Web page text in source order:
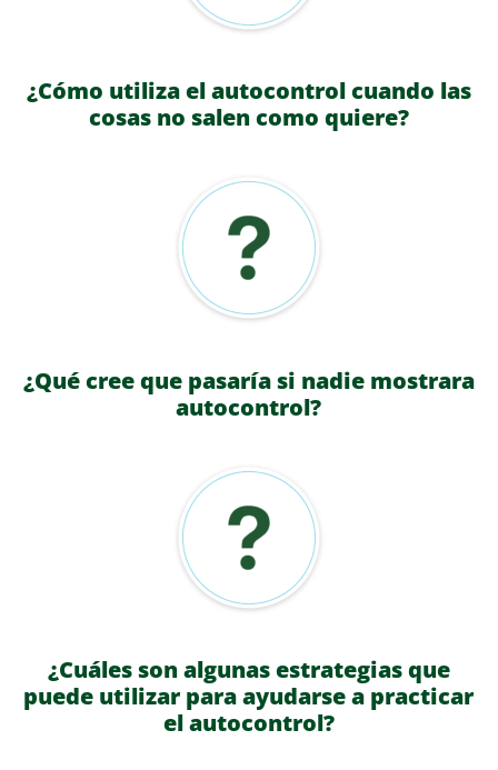
¿Cómo utiliza el autocontrol cuando las
cosas no salen como quiere?
¿Qué cree que pasaría si nadie mostrara
autocontrol?
¿Cuáles son algunas estrategias que
puede utilizar para ayudarse a practicar
el autocontrol?